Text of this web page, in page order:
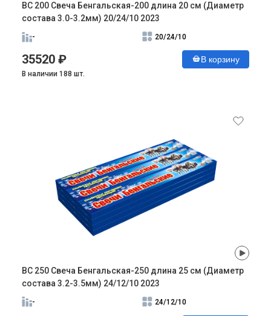
ВС 200 Свеча Бенгальская-200 длина 20 см (Диаметр
состава 3.0-3.2мм) 20/24/10 2023
- 20/24/10
35520 ₽ В корзину
В наличии 188 шт.
ВС 250 Свеча Бенгальская-250 длина 25 см (Диаметр
состава 3.2-3.5мм) 24/12/10 2023
- 24/12/10